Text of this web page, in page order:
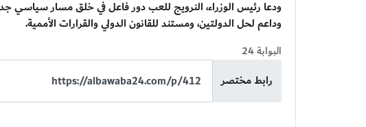
ودعا رئيس الوزراء، النرويج للعب دور فاعل في خلق مسار سياسي
وداعم لحل الدولتين، ومستند للقانون الدولي والقرارات الأممية.
البوابة 24
رابط مختصر